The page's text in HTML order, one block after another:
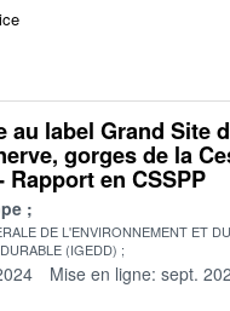
au label Grand Site
gorges de la
Rapport en CSSPP
DE L'ENVIRONNEMENT ET DU
(IGEDD)
Mise en ligne: sept.